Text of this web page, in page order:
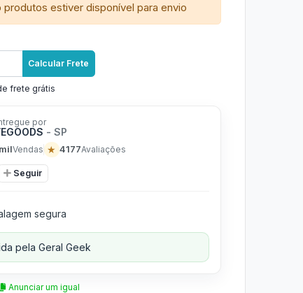
estiver disponível para envio
Calcular Frete
frete grátis
por
- SP
Vendas ★ 4177Avaliações
Seguir
segura
pela Geral Geek
Anunciar um igual